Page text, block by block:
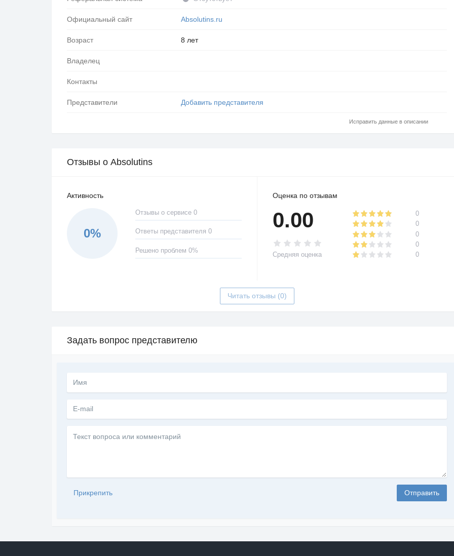
Официальный сайт Absolutins.ru
Возраст 8 лет
Владелец
Контакты
Представители Добавить представителя
Исправить данные в описании
Отзывы о Absolutins
Активность
0%
Отзывы о сервисе 0
Ответы представителя 0
Решено проблем 0%
Оценка по отзывам
0.00
Средняя оценка
0
0
0
0
0
Читать отзывы (0)
Задать вопрос представителю
вопроса
Отправить
Прикрепить